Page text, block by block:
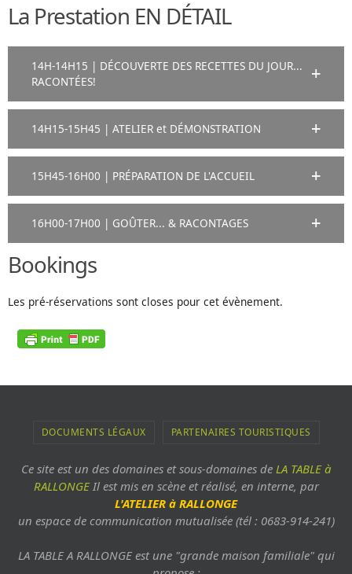
La Prestation EN DÉTAIL
14H-14H15 | DÉCOUVERTE DES RECETTES DU JOUR...
RACONTÉES!
14H15-15H45 | ATELIER et DÉMONSTRATION
15H45-16H00 | PRÉPARATION DE L'ACCUEIL
16H00-17H00 | GOÛTER... & RACONTAGES
Bookings
Les pré-réservations sont closes pour cet évènement.
DOCUMENTS LÉGAUX PARTENAIRES TOURISTIQUES
Ce site est un des domaines et sous-domaines de LA TABLE à
RALLONGEIl est mis en scène et réalisé, en interne, par
L'ATELIER à RALLONGE
un espace de communication mutualisée (tél : 0683-914-241)
LA TABLE A RALLONGE est une "grande maison familiale" qui